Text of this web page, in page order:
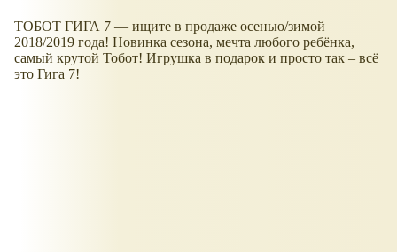
ТОБОТ ГИГА 7 — ищите в продаже осенью/зимой
2018/2019 года! Новинка сезона, мечта любого ребёнка,
самый крутой Тобот! Игрушка в подарок и просто так – всё
это Гига 7!